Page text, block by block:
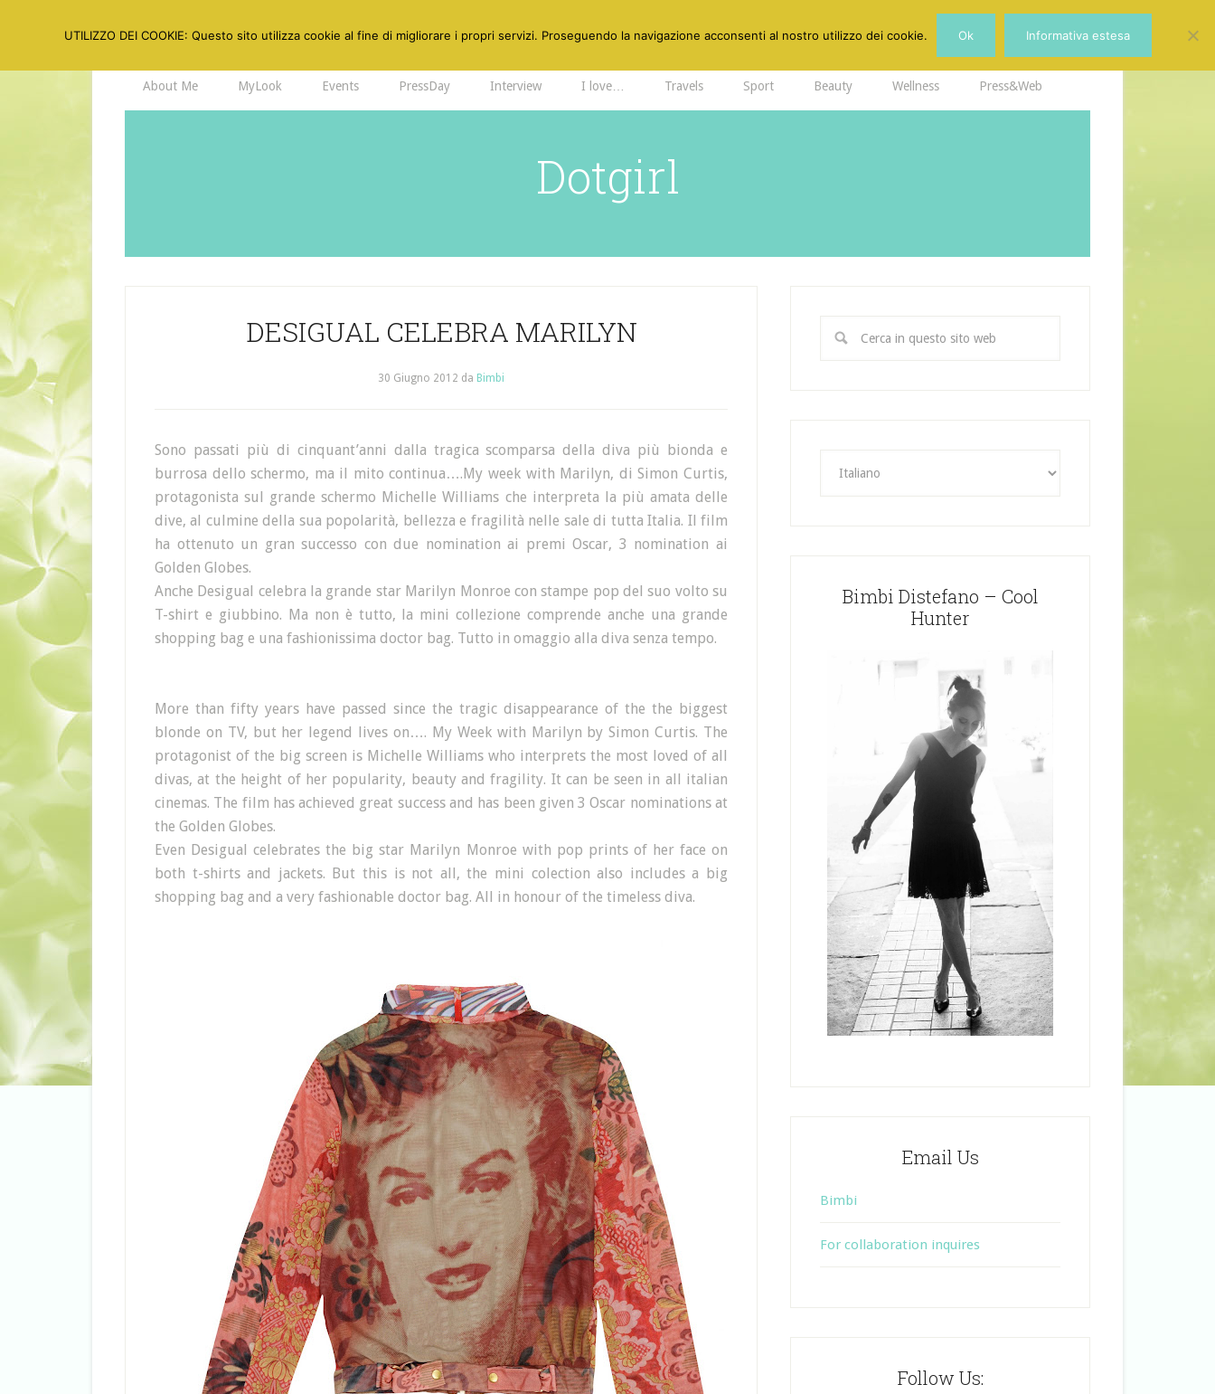
About Me MyLook Events PressDay Interview I love… Travels Sport Beauty Wellness Press&Web
Dotgirl
DESIGUAL CELEBRA MARILYN
30 Giugno 2012 da Bimbi
Sono passati più di cinquant’anni dalla tragica scomparsa della diva più bionda e
burrosa dello schermo, ma il mito continua….My week with Marilyn, di Simon Curtis,
protagonista sul grande schermo Michelle Williams che interpreta la più amata delle
dive, al culmine della sua popolarità, bellezza e fragilità nelle sale di tutta Italia. Il film
ha ottenuto un gran successo con due nomination ai premi Oscar, 3 nomination ai
Golden Globes.
Anche Desigual celebra la grande star Marilyn Monroe con stampe pop del suo volto su
T-shirt e giubbino. Ma non è tutto, la mini collezione comprende anche una grande
shopping bag e una fashionissima doctor bag. Tutto in omaggio alla diva senza tempo.
More than fifty years have passed since the tragic disappearance of the the biggest
blonde on TV, but her legend lives on…. My Week with Marilyn by Simon Curtis. The
protagonist of the big screen is Michelle Williams who interprets the most loved of all
divas, at the height of her popularity, beauty and fragility. It can be seen in all italian
cinemas. The film has achieved great success and has been given 3 Oscar nominations at
the Golden Globes.
Even Desigual celebrates the big star Marilyn Monroe with pop prints of her face on
both t-shirts and jackets. But this is not all, the mini colection also includes a big
shopping bag and a very fashionable doctor bag. All in honour of the timeless diva.
Bimbi Distefano – Cool
Hunter
Email Us
Bimbi
For collaboration inquires
Follow Us:
UTILIZZO DEI COOKIE: Questo sito utilizza cookie al fine di migliorare i propri servizi. Proseguendo la navigazione acconsenti al nostro utilizzo dei cookie. Ok Informativa estesa